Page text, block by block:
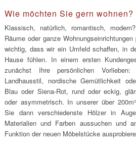
Wie möchten Sie gern wohnen?
Klassisch, natürlich, romantisch,
Räume oder ganze
wichtig, dass wir ein Umfeld schaffen, in
Hause fühlen. In einem ersten
zunächst Ihre persönlichen
Landhausstil, nordische Gemütlichkeit
Blau oder Siena-Rot, rund oder eckig,
oder asymmetrisch. In unserer über
Sie dann verschiedenste Hölzer in
Materialien und Farben aussuchen und
Funktion der neuen Möbelstücke